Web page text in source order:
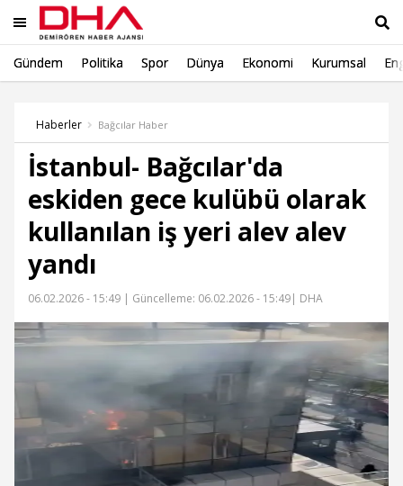
Gündem Politika Spor Dünya Ekonomi Kurumsal
Haberler Bağcılar Haber
İstanbul- Bağcılar'da
eskiden gece kulübü olarak
kullanılan iş yeri alev alev
yandı
06.02.2026 - 15:49 | Güncelleme: 06.02.2026 - 15:49| DHA